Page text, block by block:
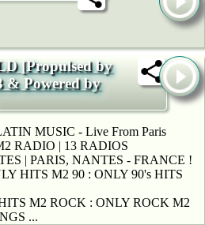
[Propulsed by
& Powered by
MUSIC - Live From Paris
RADIO | 13 RADIOS
| PARIS, NANTES - FRANCE !
HITS M2 90 : ONLY 90's HITS
M2 ROCK : ONLY ROCK M2
...